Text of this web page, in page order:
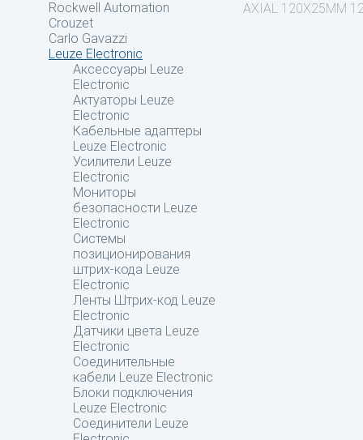
Rockwell Automation
Crouzet
Carlo Gavazzi
Leuze Electronic
Аксессуары Leuze
Electronic
Актуаторы Leuze
Electronic
Кабельные адаптеры
Leuze Electronic
Усилители Leuze
Electronic
Мониторы
безопасности Leuze
Electronic
Системы
позиционирования
штрих-кода Leuze
Electronic
Ленты Штрих-код Leuze
Electronic
Датчики цвета Leuze
Electronic
Соединительные
кабели Leuze Electronic
Блоки подключения
Leuze Electronic
Соединители Leuze
AXIAL 120X25MM